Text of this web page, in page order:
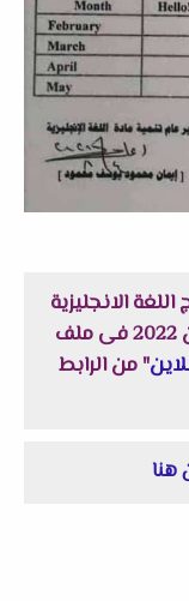
الانجليزية
للصف الاول و الثانى الثانوى الترمين 2022 فى ملف
" من الرابط
هنا